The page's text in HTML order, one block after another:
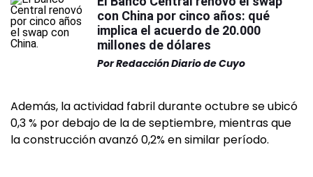
con China por cinco años: qué
implica el acuerdo de 20.000
millones de dólares
PorRedacción Diario de Cuyo
Además, la actividad fabril durante octubre se ubicó
0,3 % por debajo de la de septiembre, mientras que
la construcción avanzó 0,2% en similar período.